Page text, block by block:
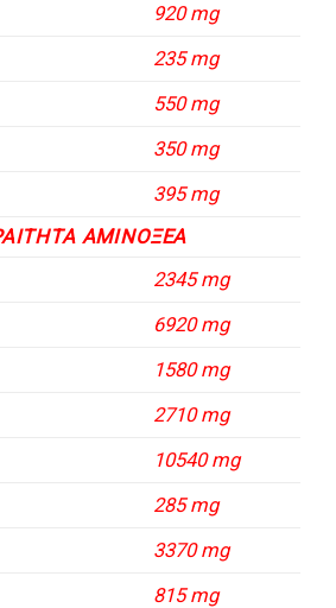
920 mg
235 mg
550 mg
350 mg
395 mg
ΑΜΙΝΟΞΈΑ
2345 mg
6920 mg
1580 mg
2710 mg
10540 mg
285 mg
3370 mg
815 mg